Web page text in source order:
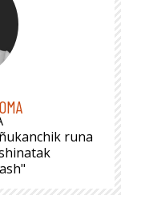
runa